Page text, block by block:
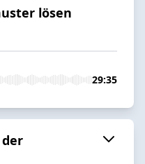
lösen
29:35
der